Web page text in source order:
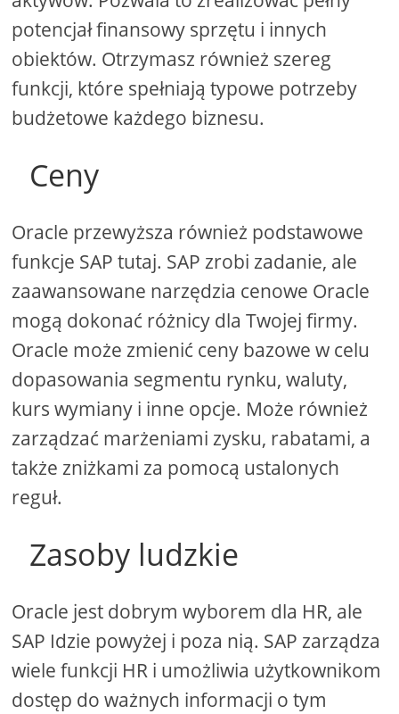
potencjał finansowy sprzętu i innych
obiektów. Otrzymasz również szereg
funkcji, które spełniają typowe potrzeby
budżetowe każdego biznesu.
Ceny
Oracle przewyższa również podstawowe
funkcje SAP tutaj. SAP zrobi zadanie, ale
zaawansowane narzędzia cenowe Oracle
mogą dokonać różnicy dla Twojej firmy.
Oracle może zmienić ceny bazowe w celu
dopasowania segmentu rynku, waluty,
kurs wymiany i inne opcje. Może również
zarządzać marżeniami zysku, rabatami, a
także zniżkami za pomocą ustalonych
reguł.
Zasoby ludzkie
Oracle jest dobrym wyborem dla HR, ale
SAP Idzie powyżej i poza nią. SAP zarządza
wiele funkcji HR i umożliwia użytkownikom
dostęp do ważnych informacji o tym